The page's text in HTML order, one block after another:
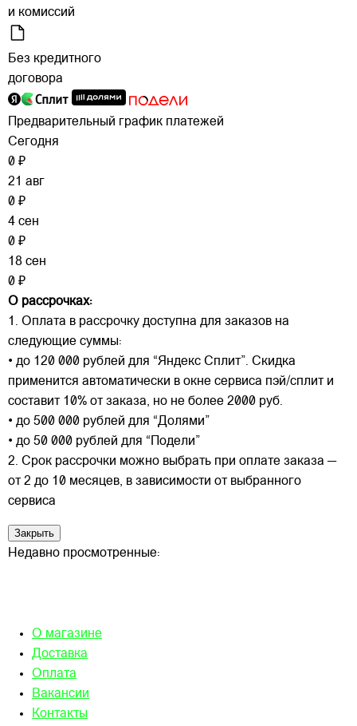
и комиссий
Без кредитного
договора
Предварительный график платежей
Сегодня
0 ₽
21 авг
0 ₽
4 сен
0 ₽
18 сен
0 ₽
О рассрочках:
1. Оплата в рассрочку доступна для заказов на
следующие суммы:
• до 120 000 рублей для “Яндекс Сплит”. Скидка
применится автоматически в окне сервиса пэй/сплит и
составит 10% от заказа, но не более 2000 руб.
• до 500 000 рублей для “Долями”
• до 50 000 рублей для “Подели”
2. Срок рассрочки можно выбрать при оплате заказа —
от 2 до 10 месяцев, в зависимости от выбранного
сервиса
Закрыть
Недавно просмотренные:
О магазине
Доставка
Оплата
Вакансии
Контакты